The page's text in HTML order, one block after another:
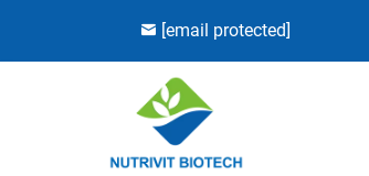
[email protected]